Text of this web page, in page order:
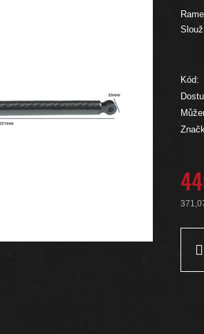
Kód: